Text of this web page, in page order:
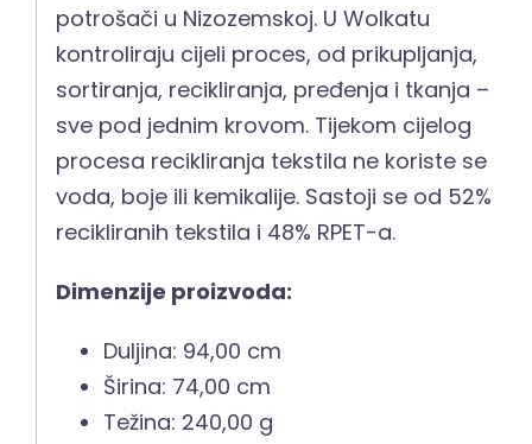
potrošači u Nizozemskoj. U Wolkatu
kontroliraju cijeli proces, od prikupljanja,
sortiranja, recikliranja, pređenja i tkanja –
sve pod jednim krovom. Tijekom cijelog
procesa recikliranja tekstila ne koriste se
voda, boje ili kemikalije. Sastoji se od 52%
recikliranih tekstila i 48% RPET-a.
Dimenzije proizvoda:
Duljina: 94,00 cm
Širina: 74,00 cm
Težina: 240,00 g